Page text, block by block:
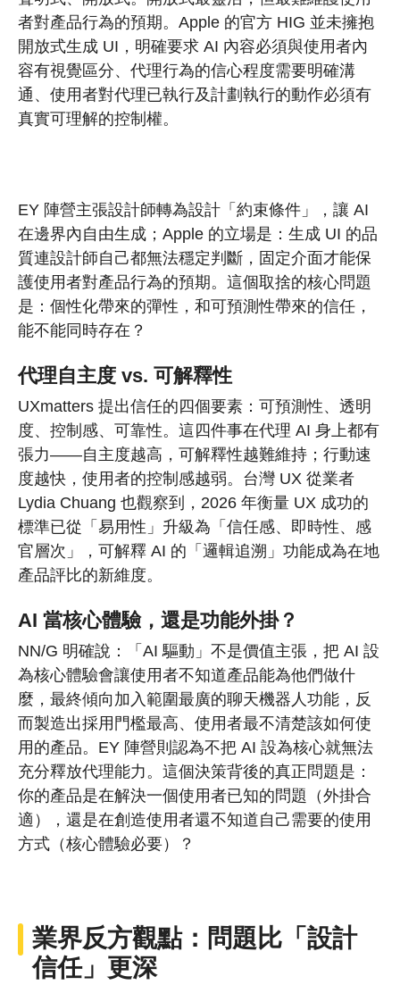
者對產品行為的預期。Apple 的官方 HIG 並未擁抱
開放式生成 UI，明確要求 AI 內容必須與使用者內
容有視覺區分、代理行為的信心程度需要明確溝
通、使用者對代理已執行及計劃執行的動作必須有
真實可理解的控制權。
EY 陣營主張設計師轉為設計「約束條件」，讓 AI
在邊界內自由生成；Apple 的立場是：生成 UI 的品
質連設計師自己都無法穩定判斷，固定介面才能保
護使用者對產品行為的預期。這個取捨的核心問題
是：個性化帶來的彈性，和可預測性帶來的信任，
能不能同時存在？
代理自主度 vs. 可解釋性
UXmatters 提出信任的四個要素：可預測性、透明
度、控制感、可靠性。這四件事在代理 AI 身上都有
張力——自主度越高，可解釋性越難維持；行動速
度越快，使用者的控制感越弱。台灣 UX 從業者
Lydia Chuang 也觀察到，2026 年衡量 UX 成功的
標準已從「易用性」升級為「信任感、即時性、感
官層次」，可解釋 AI 的「邏輯追溯」功能成為在地
產品評比的新維度。
AI 當核心體驗，還是功能外掛？
NN/G 明確說：「AI 驅動」不是價值主張，把 AI 設
為核心體驗會讓使用者不知道產品能為他們做什
麼，最終傾向加入範圍最廣的聊天機器人功能，反
而製造出採用門檻最高、使用者最不清楚該如何使
用的產品。EY 陣營則認為不把 AI 設為核心就無法
充分釋放代理能力。這個決策背後的真正問題是：
你的產品是在解決一個使用者已知的問題（外掛合
適），還是在創造使用者還不知道自己需要的使用
方式（核心體驗必要）？
業界反方觀點：問題比「設計
信任」更深